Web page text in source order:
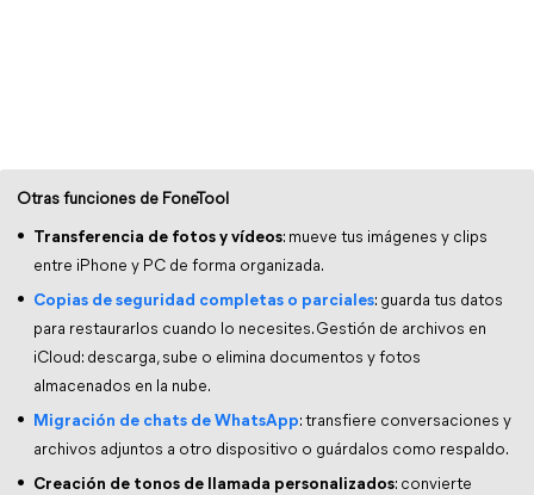
Otras funciones de FoneTool
Transferencia de fotos y vídeos: mueve tus imágenes y clips
entre iPhone y PC de forma organizada.
Copias de seguridad completas o parciales: guarda tus datos
para restaurarlos cuando lo necesites. Gestión de archivos en
iCloud: descarga, sube o elimina documentos y fotos
almacenados en la nube.
Migración de chats de WhatsApp: transfiere conversaciones y
archivos adjuntos a otro dispositivo o guárdalos como respaldo.
Creación de tonos de llamada personalizados: convierte